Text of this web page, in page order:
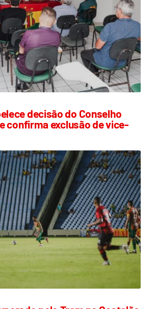
decisão do Conselho
confirma exclusão de vice-